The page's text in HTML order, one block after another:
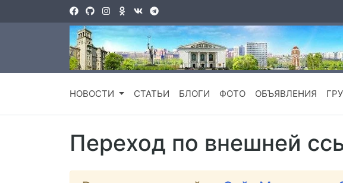
НОВОСТИ СТАТЬИ БЛОГИ ФОТО ОБЪЯВЛЕНИЯ
Переход по внешней